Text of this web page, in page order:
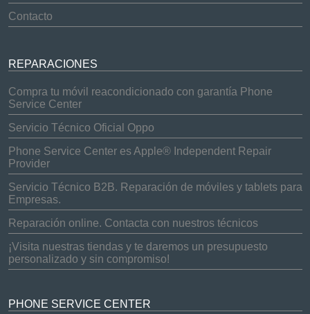
Contacto
REPARACIONES
Compra tu móvil reacondicionado con garantía Phone
Service Center
Servicio Técnico Oficial Oppo
Phone Service Center es Apple® Independent Repair
Provider
Servicio Técnico B2B. Reparación de móviles y tablets para
Empresas.
Reparación online. Contacta con nuestros técnicos
¡Visita nuestras tiendas y te daremos un presupuesto
personalizado y sin compromiso!
PHONE SERVICE CENTER